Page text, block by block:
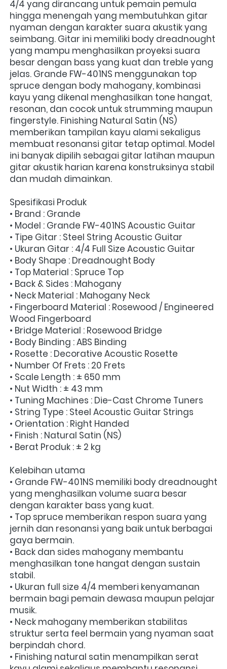
4/4 yang dirancang untuk pemain pemula
hingga menengah yang membutuhkan gitar
nyaman dengan karakter suara akustik yang
seimbang. Gitar ini memiliki body dreadnought
yang mampu menghasilkan proyeksi suara
besar dengan bass yang kuat dan treble yang
jelas. Grande FW-401NS menggunakan top
spruce dengan body mahogany, kombinasi
kayu yang dikenal menghasilkan tone hangat,
resonan, dan cocok untuk strumming maupun
fingerstyle. Finishing Natural Satin (NS)
memberikan tampilan kayu alami sekaligus
membuat resonansi gitar tetap optimal. Model
ini banyak dipilih sebagai gitar latihan maupun
gitar akustik harian karena konstruksinya stabil
dan mudah dimainkan.
Spesifikasi Produk
• Brand : Grande
• Model : Grande FW-401NS Acoustic Guitar
• Tipe Gitar : Steel String Acoustic Guitar
• Ukuran Gitar : 4/4 Full Size Acoustic Guitar
• Body Shape : Dreadnought Body
• Top Material : Spruce Top
• Back & Sides : Mahogany
• Neck Material : Mahogany Neck
• Fingerboard Material : Rosewood / Engineered
Wood Fingerboard
• Bridge Material : Rosewood Bridge
• Body Binding : ABS Binding
• Rosette : Decorative Acoustic Rosette
• Number Of Frets : 20 Frets
• Scale Length : ± 650 mm
• Nut Width : ± 43 mm
• Tuning Machines : Die-Cast Chrome Tuners
• String Type : Steel Acoustic Guitar Strings
• Orientation : Right Handed
• Finish : Natural Satin (NS)
• Berat Produk : ± 2 kg
Kelebihan utama
• Grande FW-401NS memiliki body dreadnought
yang menghasilkan volume suara besar
dengan karakter bass yang kuat.
• Top spruce memberikan respon suara yang
jernih dan resonansi yang baik untuk berbagai
gaya bermain.
• Back dan sides mahogany membantu
menghasilkan tone hangat dengan sustain
stabil.
• Ukuran full size 4/4 memberi kenyamanan
bermain bagi pemain dewasa maupun pelajar
musik.
• Neck mahogany memberikan stabilitas
struktur serta feel bermain yang nyaman saat
berpindah chord.
• Finishing natural satin menampilkan serat